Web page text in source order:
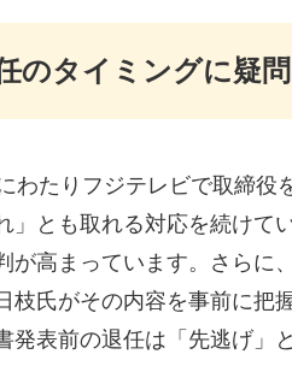
のタイミングに疑
わたりフジテレビで取締
」とも取れる対応を続けて
が高まっています。さらに
枝氏がその内容を事前に把
発表前の退任は「先逃げ」